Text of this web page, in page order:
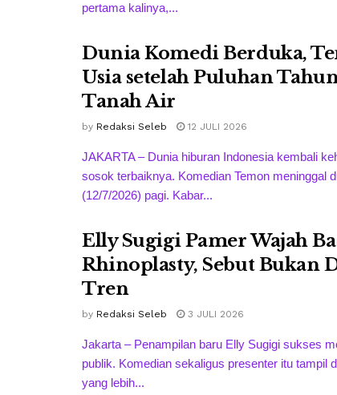
pertama kalinya,...
Dunia Komedi Berduka,
Usia setelah Puluhan
Tanah Air
by Redaksi Seleb 12 JULI 2026
JAKARTA – Dunia hiburan Indonesia kembali
sosok terbaiknya. Komedian Temon meninggal
(12/7/2026) pagi. Kabar...
Elly Sugigi Pamer Wajah
Rhinoplasty, Sebut Bukan
Tren
by Redaksi Seleb 3 JULI 2026
Jakarta – Penampilan baru Elly Sugigi sukses
publik. Komedian sekaligus presenter itu tampil
yang lebih...